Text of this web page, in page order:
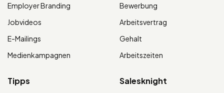
Employer Branding
Jobvideos
E-Mailings
Medienkampagnen
Bewerbung
Arbeitsvertrag
Gehalt
Arbeitszeiten
Tipps Salesknight